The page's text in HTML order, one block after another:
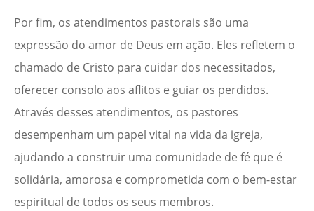
Por fim, os atendimentos pastorais são uma
expressão do amor de Deus em ação. Eles refletem o
chamado de Cristo para cuidar dos necessitados,
oferecer consolo aos aflitos e guiar os perdidos.
Através desses atendimentos, os pastores
desempenham um papel vital na vida da igreja,
ajudando a construir uma comunidade de fé que é
solidária, amorosa e comprometida com o bem-estar
espiritual de todos os seus membros.